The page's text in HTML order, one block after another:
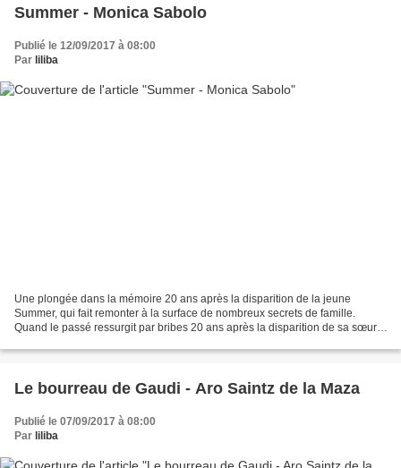
Summer - Monica Sabolo
Publié le 12/09/2017 à 08:00
Par liliba
Une plongée dans la mémoire 20 ans après la disparition de la jeune
Summer, qui fait remonter à la surface de nombreux secrets de famille.
Quand le passé ressurgit par bribes 20 ans après la disparition de sa sœur,
Le bourreau de Gaudi - Aro Saintz de la Maza
Publié le 07/09/2017 à 08:00
Par liliba